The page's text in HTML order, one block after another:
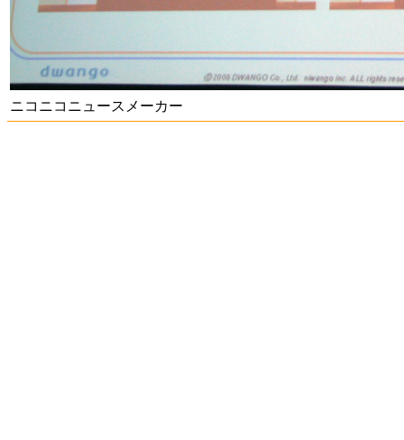
ニコニコニュースメーカー